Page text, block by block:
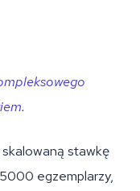
.
stawkę
egzemplarzy,